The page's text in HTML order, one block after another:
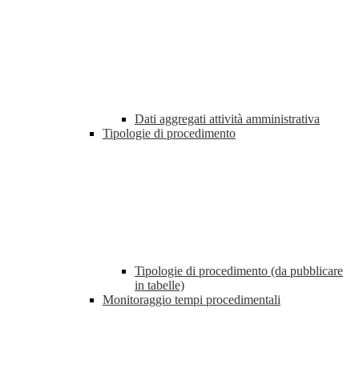
Dati aggregati attività amministrativa
Tipologie di procedimento
Tipologie di procedimento (da pubblicare
in tabelle)
Monitoraggio tempi procedimentali